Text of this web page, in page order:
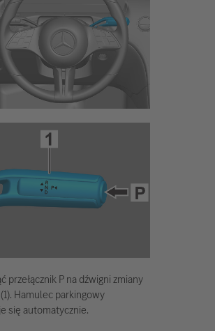
przełącznik P na dźwigni zmiany
Hamulec parkingowy
się automatycznie.